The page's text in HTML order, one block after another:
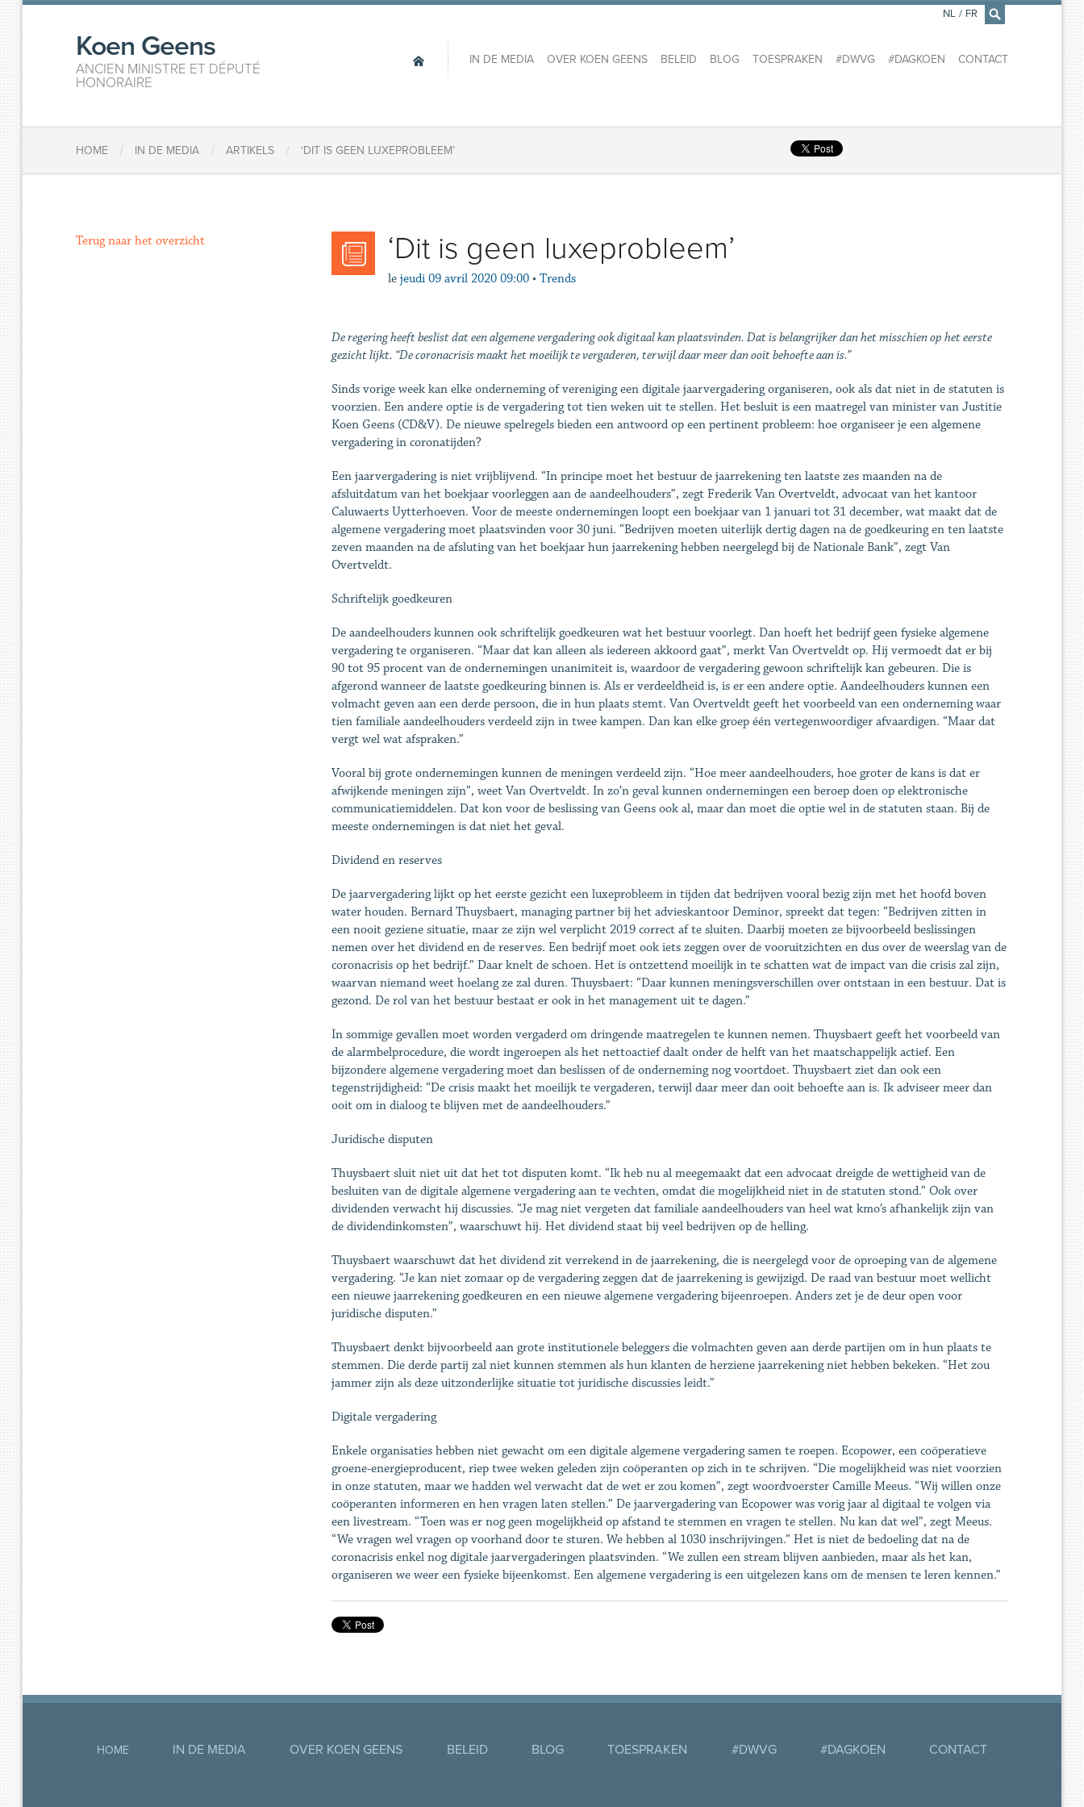
×
Koen Geens
ANCIEN MINISTRE ET DÉPUTÉ
HONORAIRE
IN DE MEDIA OVER KOEN GEENS BELEID BLOG TOESPRAKEN #DWVG #DAGKOEN CONTACT
NL / FR
HOME / IN DE MEDIA / ARTIKELS / ‘DIT IS GEEN LUXEPROBLEEM’
‘Dit is geen luxeprobleem’
le jeudi 09 avril 2020 09:00 • Trends
De regering heeft beslist dat een algemene vergadering ook digitaal kan plaatsvinden. Dat is belangrijker dan het misschien op het eerste
gezicht lijkt. “De coronacrisis maakt het moeilijk te vergaderen, terwijl daar meer dan ooit behoefte aan is.”
Sinds vorige week kan elke onderneming of vereniging een digitale jaarvergadering organiseren, ook als dat niet in de statuten is
voorzien. Een andere optie is de vergadering tot tien weken uit te stellen. Het besluit is een maatregel van minister van Justitie
Koen Geens (CD&V). De nieuwe spelregels bieden een antwoord op een pertinent probleem: hoe organiseer je een algemene
vergadering in coronatijden?
Een jaarvergadering is niet vrijblijvend. “In principe moet het bestuur de jaarrekening ten laatste zes maanden na de
afsluitdatum van het boekjaar voorleggen aan de aandeelhouders”, zegt Frederik Van Overtveldt, advocaat van het kantoor
Caluwaerts Uytterhoeven. Voor de meeste ondernemingen loopt een boekjaar van 1 januari tot 31 december, wat maakt dat de
algemene vergadering moet plaatsvinden voor 30 juni. “Bedrijven moeten uiterlijk dertig dagen na de goedkeuring en ten laatste
zeven maanden na de afsluting van het boekjaar hun jaarrekening hebben neergelegd bij de Nationale Bank”, zegt Van
Overtveldt.
Schriftelijk goedkeuren
De aandeelhouders kunnen ook schriftelijk goedkeuren wat het bestuur voorlegt. Dan hoeft het bedrijf geen fysieke algemene
vergadering te organiseren. “Maar dat kan alleen als iedereen akkoord gaat”, merkt Van Overtveldt op. Hij vermoedt dat er bij
90 tot 95 procent van de ondernemingen unanimiteit is, waardoor de vergadering gewoon schriftelijk kan gebeuren. Die is
afgerond wanneer de laatste goedkeuring binnen is. Als er verdeeldheid is, is er een andere optie. Aandeelhouders kunnen een
volmacht geven aan een derde persoon, die in hun plaats stemt. Van Overtveldt geeft het voorbeeld van een onderneming waar
tien familiale aandeelhouders verdeeld zijn in twee kampen. Dan kan elke groep één vertegenwoordiger afvaardigen. “Maar dat
vergt wel wat afspraken.”
Vooral bij grote ondernemingen kunnen de meningen verdeeld zijn. “Hoe meer aandeelhouders, hoe groter de kans is dat er
afwijkende meningen zijn”, weet Van Overtveldt. In zo’n geval kunnen ondernemingen een beroep doen op elektronische
communicatiemiddelen. Dat kon voor de beslissing van Geens ook al, maar dan moet die optie wel in de statuten staan. Bij de
meeste ondernemingen is dat niet het geval.
Dividend en reserves
De jaarvergadering lijkt op het eerste gezicht een luxeprobleem in tijden dat bedrijven vooral bezig zijn met het hoofd boven
water houden. Bernard Thuysbaert, managing partner bij het advieskantoor Deminor, spreekt dat tegen: “Bedrijven zitten in
een nooit geziene situatie, maar ze zijn wel verplicht 2019 correct af te sluiten. Daarbij moeten ze bijvoorbeeld beslissingen
nemen over het dividend en de reserves. Een bedrijf moet ook iets zeggen over de vooruitzichten en dus over de weerslag van de
coronacrisis op het bedrijf.” Daar knelt de schoen. Het is ontzettend moeilijk in te schatten wat de impact van die crisis zal zijn,
waarvan niemand weet hoelang ze zal duren. Thuysbaert: “Daar kunnen meningsverschillen over ontstaan in een bestuur. Dat is
gezond. De rol van het bestuur bestaat er ook in het management uit te dagen.”
In sommige gevallen moet worden vergaderd om dringende maatregelen te kunnen nemen. Thuysbaert geeft het voorbeeld van
de alarmbelprocedure, die wordt ingeroepen als het nettoactief daalt onder de helft van het maatschappelijk actief. Een
bijzondere algemene vergadering moet dan beslissen of de onderneming nog voortdoet. Thuysbaert ziet dan ook een
tegenstrijdigheid: “De crisis maakt het moeilijk te vergaderen, terwijl daar meer dan ooit behoefte aan is. Ik adviseer meer dan
ooit om in dialoog te blijven met de aandeelhouders.”
Juridische disputen
Thuysbaert sluit niet uit dat het tot disputen komt. “Ik heb nu al meegemaakt dat een advocaat dreigde de wettigheid van de
besluiten van de digitale algemene vergadering aan te vechten, omdat die mogelijkheid niet in de statuten stond.” Ook over
dividenden verwacht hij discussies. “Je mag niet vergeten dat familiale aandeelhouders van heel wat kmo’s afhankelijk zijn van
de dividendinkomsten”, waarschuwt hij. Het dividend staat bij veel bedrijven op de helling.
Thuysbaert waarschuwt dat het dividend zit verrekend in de jaarrekening, die is neergelegd voor de oproeping van de algemene
vergadering. “Je kan niet zomaar op de vergadering zeggen dat de jaarrekening is gewijzigd. De raad van bestuur moet wellicht
een nieuwe jaarrekening goedkeuren en een nieuwe algemene vergadering bijeenroepen. Anders zet je de deur open voor
juridische disputen.”
Thuysbaert denkt bijvoorbeeld aan grote institutionele beleggers die volmachten geven aan derde partijen om in hun plaats te
stemmen. Die derde partij zal niet kunnen stemmen als hun klanten de herziene jaarrekening niet hebben bekeken. “Het zou
jammer zijn als deze uitzonderlijke situatie tot juridische discussies leidt.”
Digitale vergadering
Enkele organisaties hebben niet gewacht om een digitale algemene vergadering samen te roepen. Ecopower, een coöperatieve
groene-energieproducent, riep twee weken geleden zijn coöperanten op zich in te schrijven. “Die mogelijkheid was niet voorzien
in onze statuten, maar we hadden wel verwacht dat de wet er zou komen”, zegt woordvoerster Camille Meeus. “Wij willen onze
coöperanten informeren en hen vragen laten stellen.” De jaarvergadering van Ecopower was vorig jaar al digitaal te volgen via
een livestream. “Toen was er nog geen mogelijkheid op afstand te stemmen en vragen te stellen. Nu kan dat wel”, zegt Meeus.
“We vragen wel vragen op voorhand door te sturen. We hebben al 1030 inschrijvingen.” Het is niet de bedoeling dat na de
coronacrisis enkel nog digitale jaarvergaderingen plaatsvinden. “We zullen een stream blijven aanbieden, maar als het kan,
organiseren we weer een fysieke bijeenkomst. Een algemene vergadering is een uitgelezen kans om de mensen te leren kennen.”
Terug naar het overzicht
HOME IN DE MEDIA OVER KOEN GEENS BELEID BLOG TOESPRAKEN #DWVG #DAGKOEN CONTACT